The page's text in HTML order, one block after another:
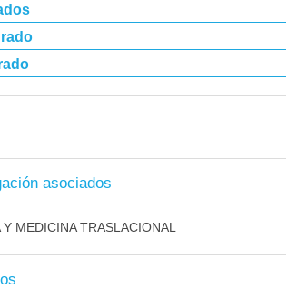
asociados
MEDICINA TRASLACIONAL